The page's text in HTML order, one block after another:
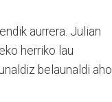
aurrera. Julian
herriko lau
belaunaldi